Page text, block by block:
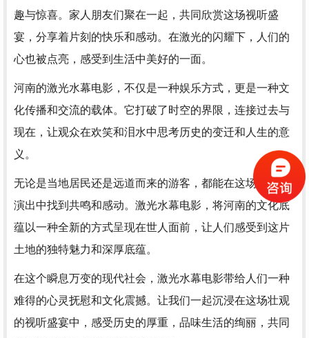
趣与惊喜。家人朋友们聚在一起，共同欣赏这场视听盛
宴，分享着片刻的快乐和感动。在激光的闪耀下，人们的
心也被点亮，感受到生活中美好的一面。
河南的激光水幕电影，不仅是一种娱乐方式，更是一种文
化传播和交流的载体。它打破了时空的界限，连接过去与
现在，让观众在欢笑和泪水中思考历史的变迁和人生的意
义。
无论是当地居民还是远道而来的游客，都能在这场奇妙的
演出中找到共鸣和感动。激光水幕电影，将河南的文化底
蕴以一种全新的方式呈现在世人面前，让人们感受到这片
土地的独特魅力和深厚底蕴。
在这个瞬息万变的现代社会，激光水幕电影带给人们一种
难得的心灵抚慰和文化震撼。让我们一起沉浸在这场壮观
的视听盛宴中，感受历史的厚重，品味生活的绚丽，共同